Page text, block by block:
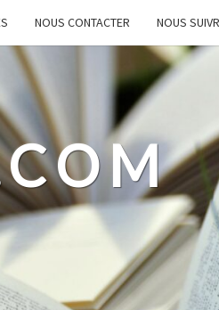
NOUS CONTACTER NOUS